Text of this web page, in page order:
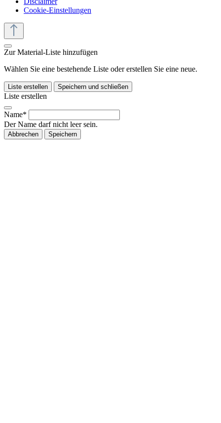
Cookie-Einstellungen
Zur Material-Liste hinzufügen
Wählen Sie eine bestehende Liste oder erstellen Sie eine neue.
Liste erstellen Speichern und schließen
Liste erstellen
Name*
Der Name darf nicht leer sein.
Abbrechen Speichern